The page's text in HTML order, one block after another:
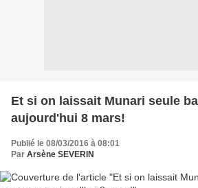
Et si on laissait Munari seule
aujourd'hui 8 mars!
Publié le 08/03/2016 à 08:01
Par Arsène SEVERIN